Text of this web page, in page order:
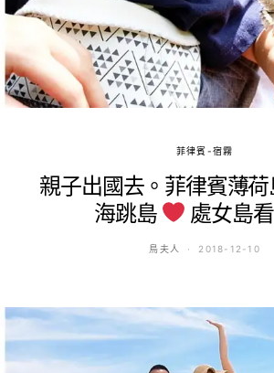
菲律賓-宿霧
親子出國去。菲律賓薄
海跳島
處女島
鳥夫人 2018-12-10